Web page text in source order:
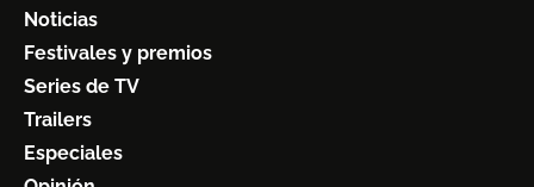
Noticias
Festivales y premios
Series de TV
Trailers
Especiales